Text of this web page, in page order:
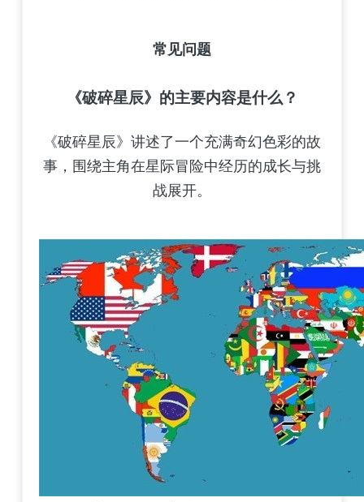
常见问题
《破碎星辰》的主要内容是什么？
《破碎星辰》讲述了一个充满奇幻色彩的故
事，围绕主角在星际冒险中经历的成长与挑
战展开。